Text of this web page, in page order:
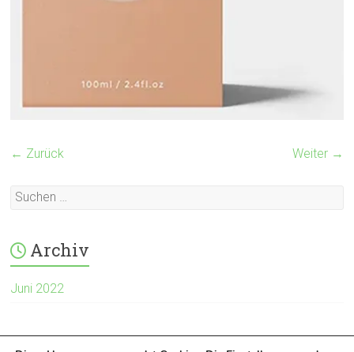
← Zurück Weiter →
Archiv
Juni 2022
Meta